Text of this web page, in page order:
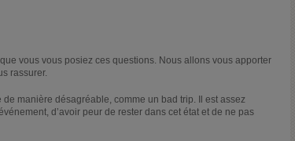
vous vous posiez ces questions. Nous allons vous apporter
rassurer.
manière désagréable, comme un bad trip. Il est assez
d’avoir peur de rester dans cet état et de ne pas